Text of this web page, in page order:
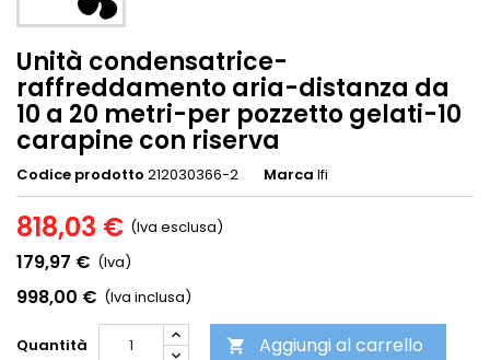
Unità condensatrice-
raffreddamento aria-distanza da
10 a 20 metri-per pozzetto gelati-10
carapine con riserva
Codice prodotto 212030366-2 Marca Ifi
818,03 € (Iva esclusa)
179,97 € (Iva)
998,00 € (Iva inclusa)
Quantità  Aggiungi al carrello